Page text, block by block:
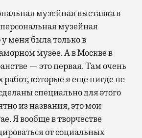
музейная выставка в
музейная
у меня была только в
музее. А в Москве в
— это первая. Там очень
которые я еще нигде не
специально для этого
из названия, это мои
Я вообще в творчестве
от социальных